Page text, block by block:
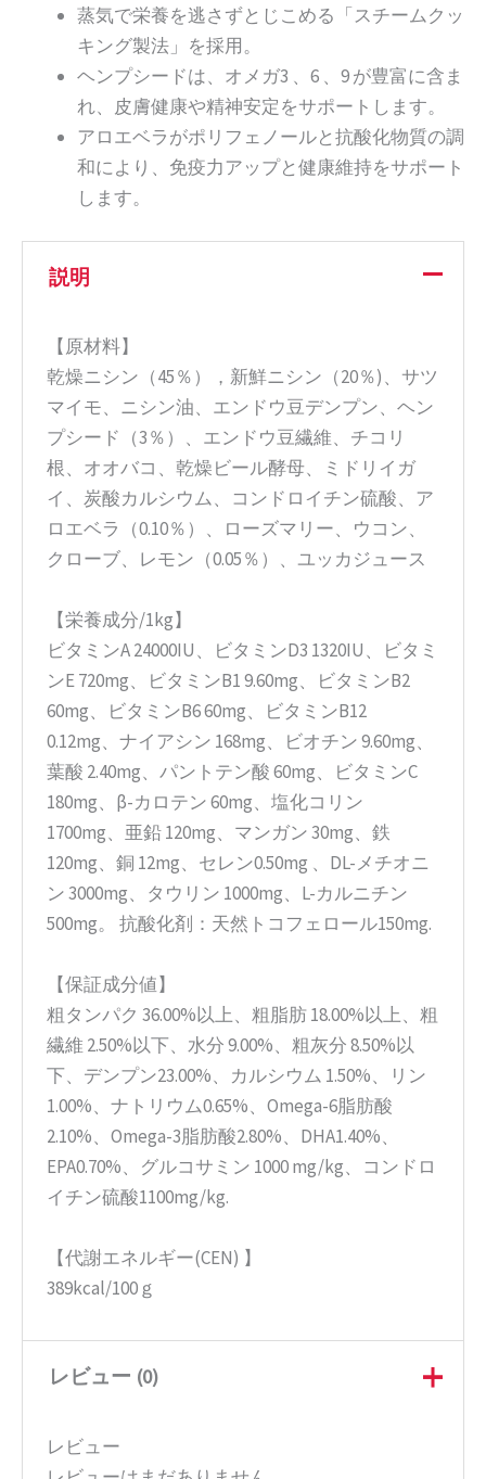
蒸気で栄養を逃さずとじこめる「スチームクッ
キング製法」を採用。
ヘンプシードは、オメガ3 、6 、9 が豊富に含ま
れ、皮膚健康や精神安定をサポートします。
アロエベラがポリフェノールと抗酸化物質の調
和により、免疫力アップと健康維持をサポート
します。
説明
【原材料】
乾燥ニシン（45％），新鮮ニシン（20％)、サツ
マイモ、ニシン油、エンドウ豆デンプン、ヘン
プシード（3％）、エンドウ豆繊維、チコリ
根、オオバコ、乾燥ビール酵母、ミドリイガ
イ、炭酸カルシウム、コンドロイチン硫酸、ア
ロエベラ（0.10％）、ローズマリー、ウコン、
クローブ、レモン（0.05％）、ユッカジュース
【栄養成分/1kg】
ビタミンA 24000IU、ビタミンD3 1320IU、ビタミ
ンE 720mg、ビタミンB1 9.60mg、ビタミンB2
60mg、ビタミンB6 60mg、ビタミンB12
0.12mg、ナイアシン 168mg、ビオチン 9.60mg、
葉酸 2.40mg、パントテン酸 60mg、ビタミンC
180mg、β-カロテン 60mg、塩化コリン
1700mg、亜鉛 120mg、マンガン 30mg、鉄
120mg、銅 12mg、セレン0.50mg 、DL-メチオニ
ン 3000mg、タウリン 1000mg、L-カルニチン
500mg。 抗酸化剤：天然トコフェロール150mg.
【保証成分値】
粗タンパク 36.00%以上、粗脂肪 18.00%以上、粗
繊維 2.50%以下、水分 9.00%、粗灰分 8.50%以
下、デンプン23.00%、カルシウム 1.50%、リン
1.00%、ナトリウム0.65%、Omega-6脂肪酸
2.10%、Omega-3脂肪酸2.80%、DHA1.40%、
EPA0.70%、グルコサミン 1000 mg/kg、コンドロ
イチン硫酸1100mg/kg.
【代謝エネルギー(CEN) 】
389kcal/100ｇ
レビュー (0)
レビュー